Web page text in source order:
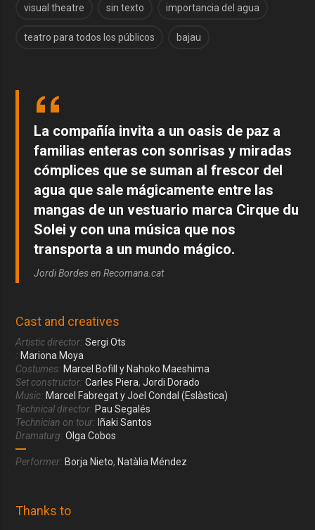
visual theatre sin texto importancia del agua
teatro para todos los públicos bajau
La compañía invita a un oasis de paz a
familias enteras con sonrisas y miradas
cómplices que se suman al frescor del
agua que sale mágicamente entre las
mangas de un vestuario marca Cirque du
Solei y con una música que nos
transporta a un mundo mágico.
Jordi Bordes en Recomana.cat
Cast and creatives
Artistic director: Sergi Ots
: Mariona Moya
Costumes: Marcel Bofill y Nahoko Maeshima
Set constructor: Carles Piera,Jordi Dorado
Music: Marcel Fabregat y Joel Condal (Eslàstica)
Technical director: Pau Segalés
Technician on tour: Iñaki Santos
Dramaturg: Olga Cobos
Performer: Borja Nieto, Natàlia Méndez
Thanks to